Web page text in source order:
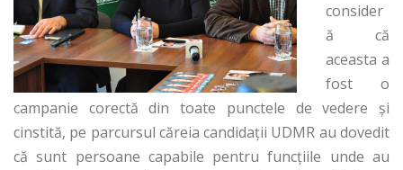
consider
ă că
aceasta a
fost o
campanie corectă din toate punctele de vedere și
cinstită, pe parcursul căreia candidații UDMR au dovedit
că sunt persoane capabile pentru funcțiile unde au